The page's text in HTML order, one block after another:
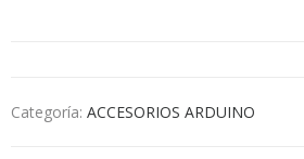
Categoría: ACCESORIOS ARDUINO